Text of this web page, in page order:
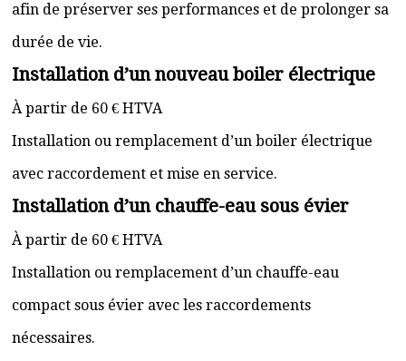
afin de préserver ses performances et de prolonger sa
durée de vie.
Installation d’un nouveau boiler électrique
À partir de 60 € HTVA
Installation ou remplacement d’un boiler électrique
avec raccordement et mise en service.
Installation d’un chauffe-eau sous évier
À partir de 60 € HTVA
Installation ou remplacement d’un chauffe-eau
compact sous évier avec les raccordements
nécessaires.